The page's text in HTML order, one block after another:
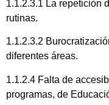
1.1.2.3.1 La repetición
rutinas.
1.1.2.3.2
diferentes áreas.
1.1.2.4 Falta de
programas, de